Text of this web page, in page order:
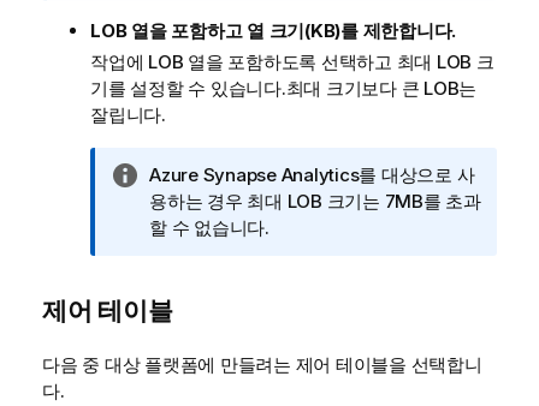
LOB 열을 포함하고 열 크기(KB)를 제한합니다.
작업에 LOB 열을 포함하도록 선택하고 최대 LOB 크
기를 설정할 수 있습니다.최대 크기보다 큰 LOB는
잘립니다.
정
보
메
Azure Synapse Analytics를 대상으로 사
용하는 경우 최대 LOB 크기는 7MB를 초과
할 수 없습니다.
제어 테이블
다음 중 대상 플랫폼에 만들려는 제어 테이블을 선택합니
다.